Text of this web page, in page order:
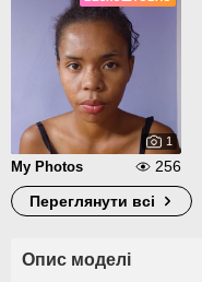
1
My Photos
256
Переглянути всі
Опис моделі